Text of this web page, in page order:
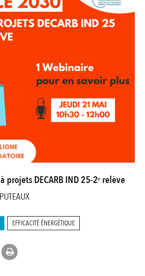
projets DECARB IND 25-2ᵉ relève
PUTEAUX
EFFICACITÉ ÉNERGÉTIQUE